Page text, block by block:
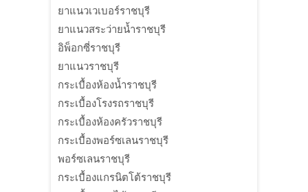
ยาแนวเวเบอร์ราชบุรี
ยาแนวสระว่ายน้ำราชบุรี
อิพ็อกซี่ราชบุรี
ยาแนวราชบุรี
กระเบื้องห้องน้ำราชบุรี
กระเบื้องโรงรถราชบุรี
กระเบื้องห้องครัวราชบุรี
กระเบื้องพอร์ซเลนราชบุรี
พอร์ซเลนราชบุรี
กระเบื้องแกรนิตโต้ราชบุรี